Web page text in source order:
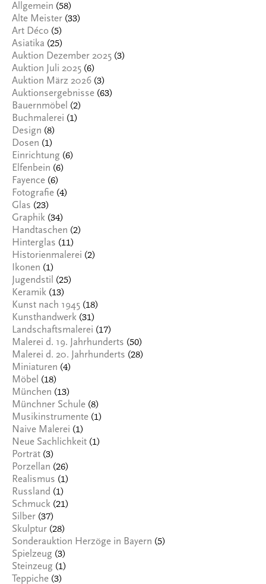
Allgemein (58)
Alte Meister (33)
Art Déco (5)
Asiatika (25)
Auktion Dezember 2025 (3)
Auktion Juli 2025 (6)
Auktion März 2026 (3)
Auktionsergebnisse (63)
Bauernmöbel (2)
Buchmalerei (1)
Design (8)
Dosen (1)
Einrichtung (6)
Elfenbein (6)
Fayence (6)
Fotografie (4)
Glas (23)
Graphik (34)
Handtaschen (2)
Hinterglas (11)
Historienmalerei (2)
Ikonen (1)
Jugendstil (25)
Keramik (13)
Kunst nach 1945 (18)
Kunsthandwerk (31)
Landschaftsmalerei (17)
Malerei d. 19. Jahrhunderts (50)
Malerei d. 20. Jahrhunderts (28)
Miniaturen (4)
Möbel (18)
München (13)
Münchner Schule (8)
Musikinstrumente (1)
Naive Malerei (1)
Neue Sachlichkeit (1)
Porträt (3)
Porzellan (26)
Realismus (1)
Russland (1)
Schmuck (21)
Silber (37)
Skulptur (28)
Sonderauktion Herzöge in Bayern (5)
Spielzeug (3)
Steinzeug (1)
Teppiche (3)